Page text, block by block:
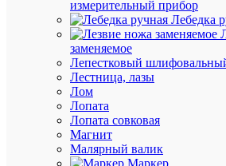
измерительный прибор
Лебедка
заменяемое
Лепестковый
Лестница, лазы
Лом
Лопата
Лопата совковая
Магнит
Малярный валик
Маркер